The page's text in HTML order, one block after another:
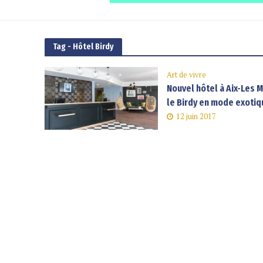
Tag - Hôtel Birdy
Art de vivre
Nouvel hôtel à Aix-Les
le Birdy en mode
12 juin 2017